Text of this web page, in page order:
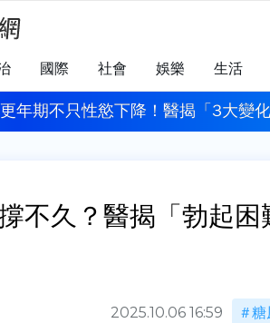
國際 社會 娛樂 生活
合
年期不只性慾下降！醫揭「3大變
不久？醫揭「勃起
2025.10.06 16:59 糖